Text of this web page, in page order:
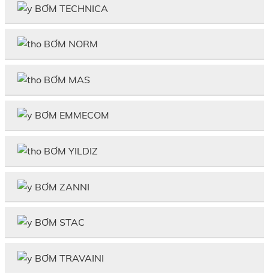
BƠM TECHNICA
BƠM NORM
BƠM MAS
BƠM EMMECOM
BƠM YILDIZ
BƠM ZANNI
BƠM STAC
BƠM TRAVAINI